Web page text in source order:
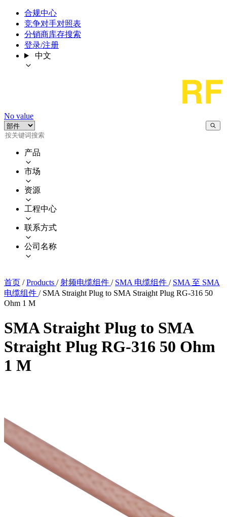
合规中心
竞争对手对照表
分销商库存搜索
登录/注册
中文
No value
产品
市场
资源
工程中心
联系方式
公司名称
首页 / Products / 射频电缆组件 / SMA 电缆组件 / SMA 至 SMA
电缆组件 / SMA Straight Plug to SMA Straight Plug RG-316 50
Ohm 1 M
SMA Straight Plug to SMA
Straight Plug RG-316 50 Ohm
1 M